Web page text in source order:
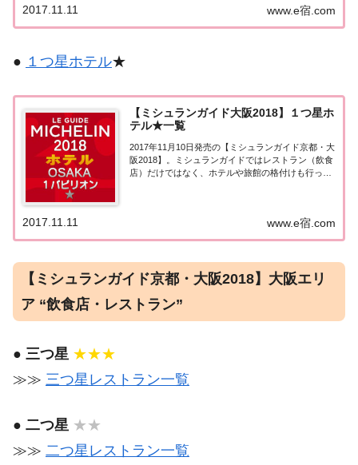
www.e宿.com
2017.11.11
● １つ星ホテル★
【ミシュランガイド大阪2018】１つ星ホ
テル★一覧
2017年11月10日発売の【ミシュランガイド京都・大
阪2018】。ミシュランガイドではレストラン（飲食
店）だけではなく、ホテルや旅館の格付けも行って
www.e宿.com
2017.11.11
【ミシュランガイド京都・大阪2018】大阪エリ
ア “飲食店・レストラン”
● 三つ星 ★★★
≫≫ 三つ星レストラン一覧
● 二つ星 ★★
≫≫ 二つ星レストラン一覧